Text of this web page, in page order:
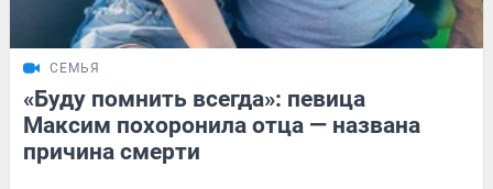
СЕМЬЯ
«Буду помнить всегда»: певица
Максим похоронила отца — названа
причина смерти